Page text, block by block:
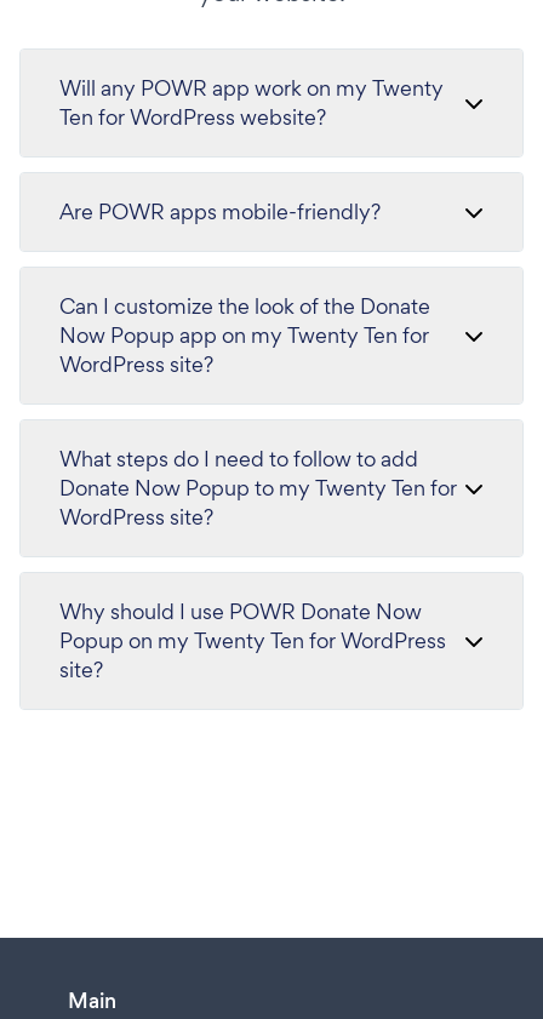
Will any POWR app work on my Twenty
Ten for WordPress website?
Are POWR apps mobile-friendly?
Can I customize the look of the Donate
Now Popup app on my Twenty Ten for
WordPress site?
What steps do I need to follow to add
Donate Now Popup to my Twenty Ten for
WordPress site?
Why should I use POWR Donate Now
Popup on my Twenty Ten for WordPress
site?
Main